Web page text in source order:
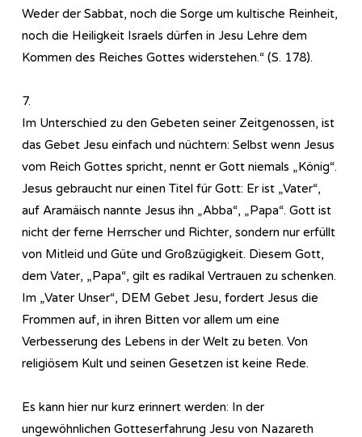
Weder der Sabbat, noch die Sorge um kultische Reinheit,
noch die Heiligkeit Israels dürfen in Jesu Lehre dem
Kommen des Reiches Gottes widerstehen.“ (S. 178).
7.
Im Unterschied zu den Gebeten seiner Zeitgenossen, ist
das Gebet Jesu einfach und nüchtern: Selbst wenn Jesus
vom Reich Gottes spricht, nennt er Gott niemals „König“.
Jesus gebraucht nur einen Titel für Gott: Er ist „Vater“,
auf Aramäisch nannte Jesus ihn „Abba“, „Papa“. Gott ist
nicht der ferne Herrscher und Richter, sondern nur erfüllt
von Mitleid und Güte und Großzügigkeit. Diesem Gott,
dem Vater, „Papa“, gilt es radikal Vertrauen zu schenken.
Im „Vater Unser“, DEM Gebet Jesu, fordert Jesus die
Frommen auf, in ihren Bitten vor allem um eine
Verbesserung des Lebens in der Welt zu beten. Von
religiösem Kult und seinen Gesetzen ist keine Rede.
Es kann hier nur kurz erinnert werden: In der
ungewöhnlichen Gotteserfahrung Jesu von Nazareth